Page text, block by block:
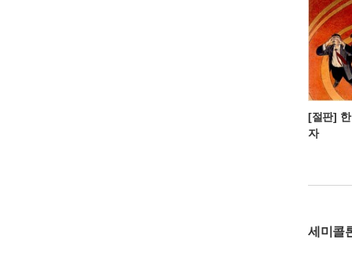
[절판]
자
세미콜